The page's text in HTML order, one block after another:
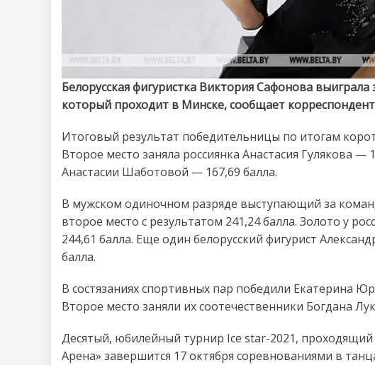
Белорусская фигуристка Виктория Сафонова
который проходит в Минске, сообщает
Итоговый результат победительницы по итогам
Второе место заняла россиянка Анастасия Гулякова —
Анастасии Шаботовой — 167,69 балла.
В мужском одиночном разряде выступающий за
второе место с результатом 241,24 балла. Золото у
244,61 балла. Еще один белорусский фигурист
балла.
В состязаниях спортивных пар победили Екатерина
Второе место заняли их соотечественники Богдана
Десятый, юбилейный турнир Ice star-2021,
Арена» завершится 17 октября соревнованиями в